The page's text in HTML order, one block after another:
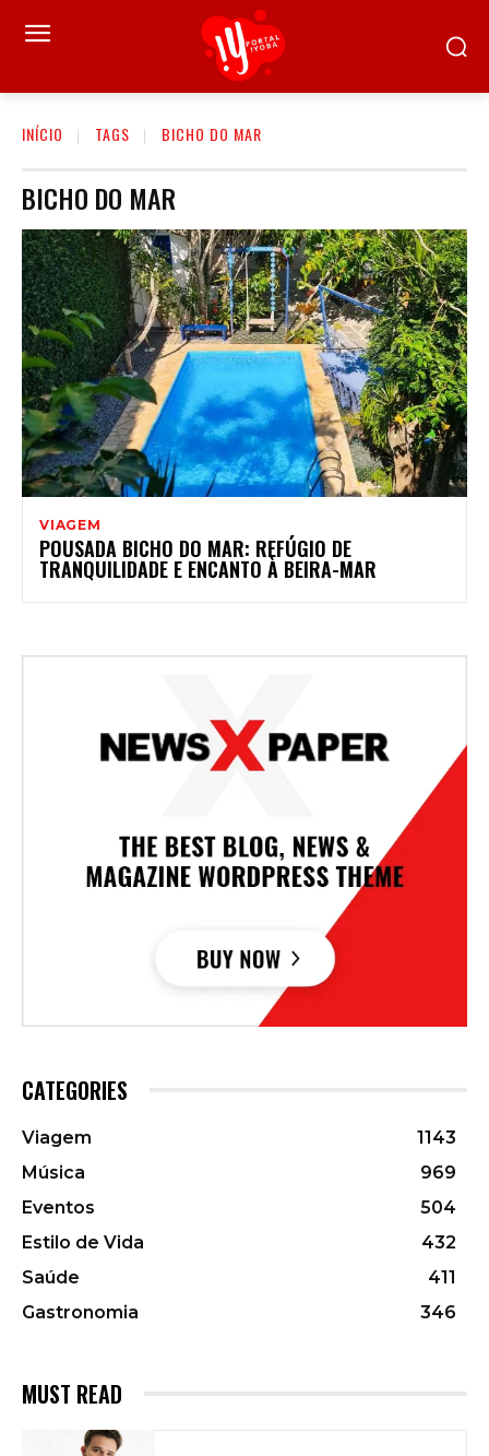
INÍCIO TAGS BICHO DO MAR
BICHO DO MAR
VIAGEM
POUSADA BICHO DO MAR: REFÚGIO DE
TRANQUILIDADE E ENCANTO À BEIRA-MAR
CATEGORIES
Viagem
1143
Música
969
Eventos
504
Estilo de Vida
432
Saúde
411
Gastronomia
346
MUST READ